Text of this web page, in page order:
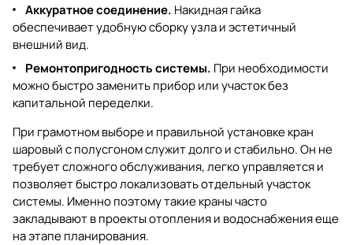
Аккуратное соединение. Накидная гайка
обеспечивает удобную сборку узла и эстетичный
внешний вид.
Ремонтопригодность системы. При необходимости
можно быстро заменить прибор или участок без
капитальной переделки.
При грамотном выборе и правильной установке кран
шаровый с полусгоном служит долго и стабильно. Он не
требует сложного обслуживания, легко управляется и
позволяет быстро локализовать отдельный участок
системы. Именно поэтому такие краны часто
закладывают в проекты отопления и водоснабжения еще
на этапе планирования.